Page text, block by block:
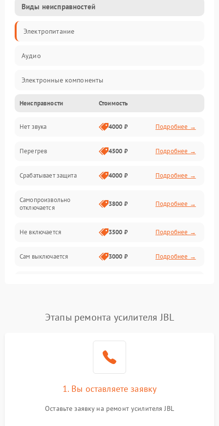
Виды неисправностей
Электропитание
Аудио
Электронные компоненты
Управление
Корпус/Герметичность
Неисправности Стоимость
Нет звука 4000 ₽ Подробнее →
Перегрев 4500 ₽ Подробнее →
Срабатывает защита 4000 ₽ Подробнее →
Самопроизвольно
отключается
3800 ₽ Подробнее →
Не включается 3500 ₽ Подробнее →
Сам выключается 3000 ₽ Подробнее →
Этапы ремонта усилителя JBL
1. Вы оставляете заявку
Оставьте заявку на ремонт усилителя JBL